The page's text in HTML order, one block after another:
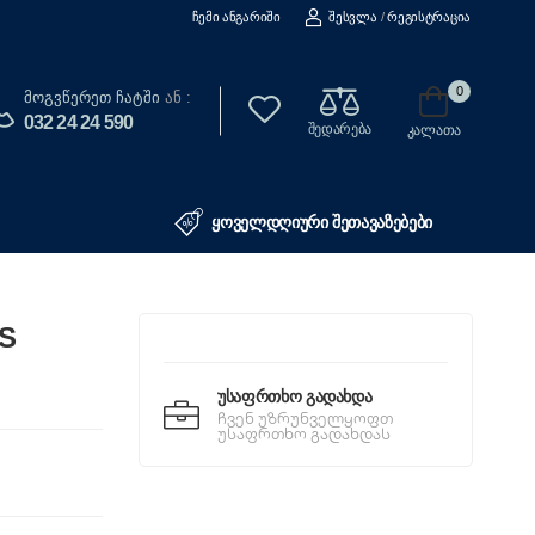
Ჩემი Ანგარიში Შესვლა / Რეგისტრაცია
Მოგვწერეთ Ჩატში ან :
032 24 24 590 შედარება
0
კალათა
ყოველდღიური შეთავაზებები
Უსაფრთხო Გადახდა
ჩვენ უზრუნველყოფთ
უსაფრთხო გადახდას